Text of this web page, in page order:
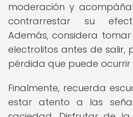
moderación y
contrarrestar su
Además, considera
electrolitos antes de salir,
pérdida que puede
Finalmente, recuerda
estar atento a las